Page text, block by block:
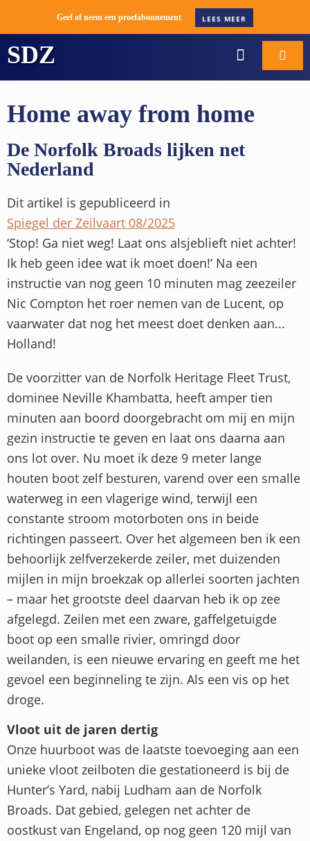
Geef of neem een proefabonnement LEES MEER
SDZ
Home away from home
De Norfolk Broads lijken net
Nederland
Dit artikel is gepubliceerd in
Spiegel der Zeilvaart 08/2025
‘Stop! Ga niet weg! Laat ons alsjeblieft niet achter!
Ik heb geen idee wat ik moet doen!’ Na een
instructie van nog geen 10 minuten mag zeezeiler
Nic Compton het roer nemen van de Lucent, op
vaarwater dat nog het meest doet denken aan...
Holland!
De voorzitter van de Norfolk Heritage Fleet Trust,
dominee Neville Khambatta, heeft amper tien
minuten aan boord doorgebracht om mij en mijn
gezin instructie te geven en laat ons daarna aan
ons lot over. Nu moet ik deze 9 meter lange
houten boot zelf besturen, varend over een smalle
waterweg in een vlagerige wind, terwijl een
constante stroom motorboten ons in beide
richtingen passeert. Over het algemeen ben ik een
behoorlijk zelfverzekerde zeiler, met duizenden
mijlen in mijn broekzak op allerlei soorten jachten
– maar het grootste deel daarvan heb ik op zee
afgelegd. Zeilen met een zware, gaffelgetuigde
boot op een smalle rivier, omringd door
weilanden, is een nieuwe ervaring en geeft me het
gevoel een beginneling te zijn. Als een vis op het
droge.
Vloot uit de jaren dertig
Onze huurboot was de laatste toevoeging aan een
unieke vloot zeilboten die gestationeerd is bij de
Hunter’s Yard, nabij Ludham aan de Norfolk
Broads. Dat gebied, gelegen net achter de
oostkust van Engeland, op nog geen 120 mijl van